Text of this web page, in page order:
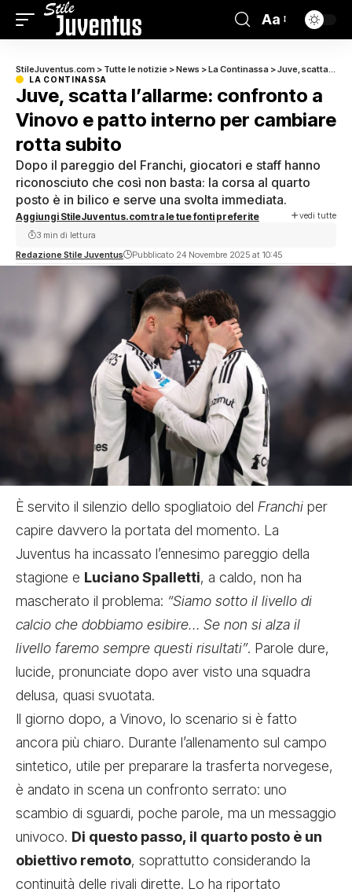
Aa
StileJuventus.com > Tutte le notizie >News >La Continassa >Juve, scatta l’allarme: confronto a Vinovo e patto interno per cambiare rotta subito
LA CONTINASSA
Juve, scatta l’allarme: confronto a
Vinovo e patto interno per cambiare
rotta subito
Dopo il pareggio del Franchi, giocatori e staff hanno
riconosciuto che così non basta: la corsa al quarto
posto è in bilico e serve una svolta immediata.
Aggiungi StileJuventus.com tra le tue fonti preferite vedi tutte
Redazione Stile Juventus Pubblicato 24 Novembre 2025 at 10:45
3 min di lettura
È servito il silenzio dello spogliatoio del Franchi per
capire davvero la portata del momento. La
Juventus ha incassato l’ennesimo pareggio della
stagione e Luciano Spalletti, a caldo, non ha
mascherato il problema: “Siamo sotto il livello di
calcio che dobbiamo esibire… Se non si alza il
livello faremo sempre questi risultati”. Parole dure,
lucide, pronunciate dopo aver visto una squadra
delusa, quasi svuotata.
Il giorno dopo, a Vinovo, lo scenario si è fatto
ancora più chiaro. Durante l’allenamento sul campo
sintetico, utile per preparare la trasferta norvegese,
è andato in scena un confronto serrato: uno
scambio di sguardi, poche parole, ma un messaggio
univoco. Di questo passo, il quarto posto è un
obiettivo remoto, soprattutto considerando la
continuità delle rivali dirette. Lo ha riportato